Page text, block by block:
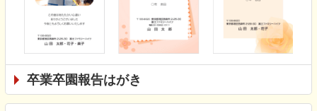
卒業卒園報告はがき